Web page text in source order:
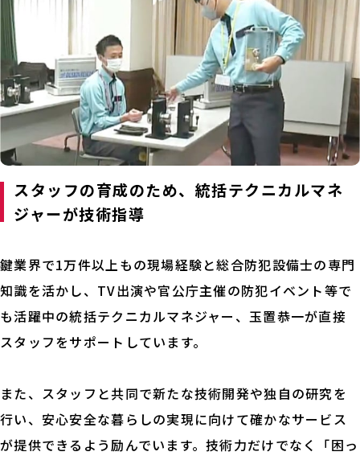
スタッフの育成のため、統括テクニカルマネ
ジャーが技術指導
鍵業界で1万件以上もの現場経験と総合防犯設備士の専門
知識を活かし、TV出演や官公庁主催の防犯イベント等で
も活躍中の統括テクニカルマネジャー、玉置恭一が直接
スタッフをサポートしています。
また、スタッフと共同で新たな技術開発や独自の研究を
行い、安心安全な暮らしの実現に向けて確かなサービス
が提供できるよう励んでいます。技術力だけでなく「困っ